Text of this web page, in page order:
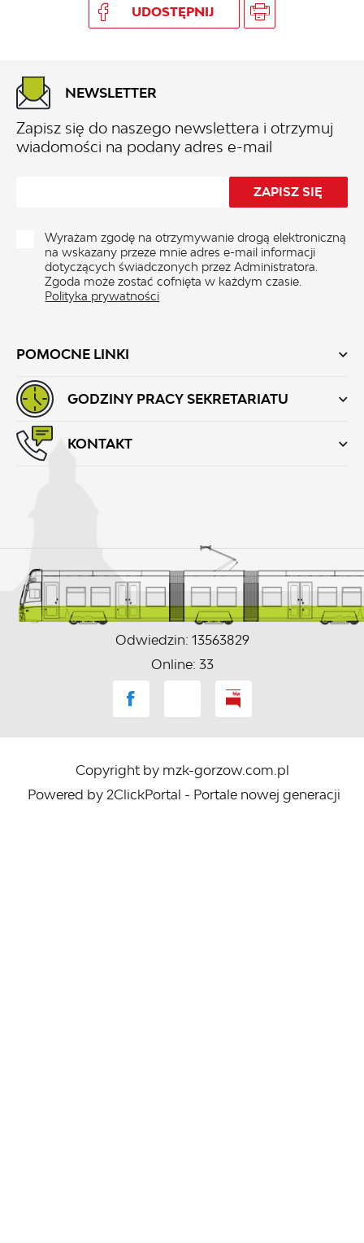
UDOSTĘPNIJ
POMOCNE LINKI
NEWSLETTER
Zapisz się do naszego newslettera i otrzymuj
wiadomości na podany adres e-mail
Wyrażam zgodę na otrzymywanie drogą elektroniczną
na wskazany przeze mnie adres e-mail informacji
dotyczących świadczonych przez Administratora.
Zgoda może zostać cofnięta w każdym czasie.
Polityka prywatności
GODZINY PRACY SEKRETARIATU
KONTAKT
Odwiedzin: 13563829
Online: 33
Copyright by mzk-gorzow.com.pl
Powered by 2ClickPortal - Portale nowej generacji